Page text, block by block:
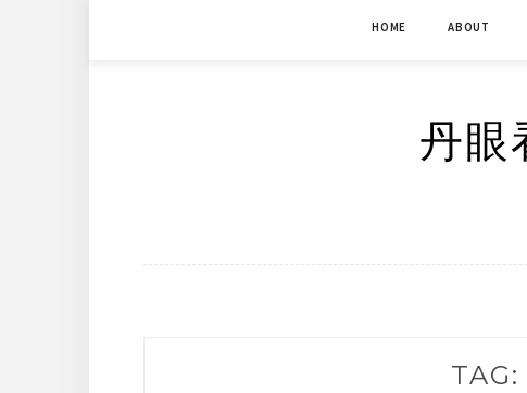
HOME ABOUT
丹眼
TAG: